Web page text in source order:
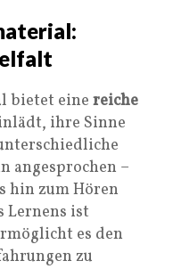
bietet einereiche
ihre Sinne
angesprochen –
hin zum Hören
Lernens ist
es den
zu